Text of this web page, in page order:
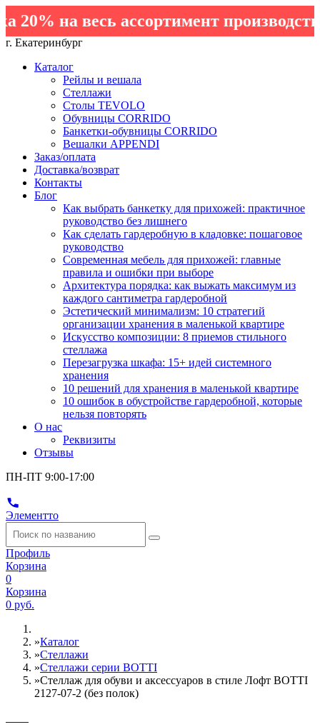
на весь ассортимент
г. Екатеринбург
Каталог
Рейлы и вешала
Стеллажи
Столы TEVOLO
Обувницы CORRIDO
Банкетки-обувницы CORRIDO
Вешалки APPENDI
Заказ/оплата
Доставка/возврат
Контакты
Блог
Как выбрать банкетку для прихожей: практичное
руководство без лишнего
Как сделать гардеробную в кладовке: пошаговое
руководство
Современная мебель для прихожей: главные
правила и ошибки при выборе
Архитектура порядка: как выжать максимум из
каждого сантиметра гардеробной
Эстетический минимализм: 10 стратегий
организации хранения в маленькой квартире
Искусство композиции: 8 приемов стильного
стеллажа
Перезагрузка шкафа: 15+ идей системного
хранения
10 решений для хранения в маленькой квартире
10 ошибок в обустройстве гардеробной, которые
нельзя повторять
О нас
Реквизиты
Отзывы
ПН-ПТ 9:00-17:00
Элементто
Профиль
Корзина
0
Корзина
0 руб.
»Каталог
»Стеллажи
»Cтеллажи серии BOTTI
»Стеллаж для обуви и аксессуаров в стиле Лофт BOTTI
2127-07-2 (без полок)